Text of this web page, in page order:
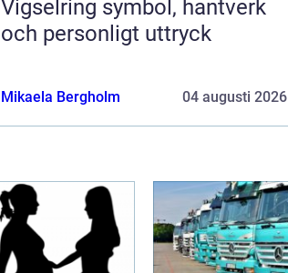
Vigselring symbol, hantverk
och personligt uttryck
Mikaela Bergholm 04 augusti 2026